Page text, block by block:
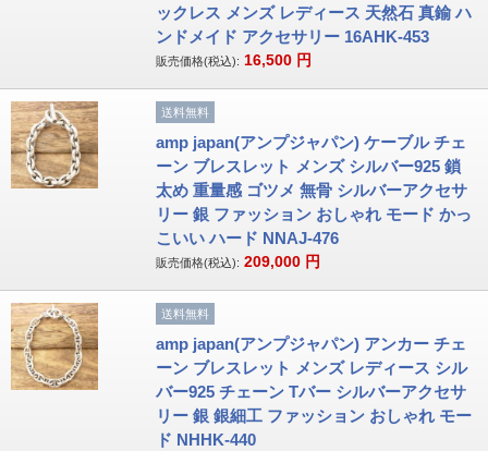
ックレス メンズ レディース 天然石 真鍮 ハ
ンドメイド アクセサリー 16AHK-453
販売価格(税込): 16,500 円
送料無料
amp japan(アンプジャパン) ケーブル チェ
ーン ブレスレット メンズ シルバー925 鎖
太め 重量感 ゴツメ 無骨 シルバーアクセサ
リー 銀 ファッション おしゃれ モード かっ
こいい ハード NNAJ-476
販売価格(税込): 209,000 円
送料無料
amp japan(アンプジャパン) アンカー チェ
ーン ブレスレット メンズ レディース シル
バー925 チェーン Tバー シルバーアクセサ
リー 銀 銀細工 ファッション おしゃれ モー
ド NHHK-440